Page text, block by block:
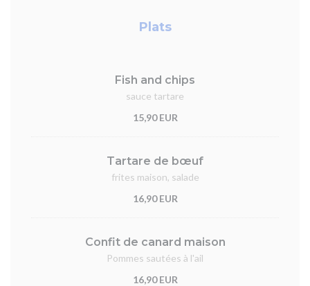
Plats
Fish and chips
sauce tartare
15,90 EUR
Tartare de bœuf
frites maison, salade
16,90 EUR
Confit de canard maison
Pommes sautées à l'ail
16,90 EUR